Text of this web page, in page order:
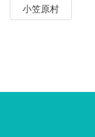
小笠原村